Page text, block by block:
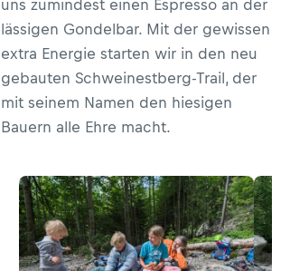
uns zumindest einen Espresso an der
lässigen Gondelbar. Mit der gewissen
extra Energie starten wir in den neu
gebauten Schweinestberg-Trail, der
mit seinem Namen den hiesigen
Bauern alle Ehre macht.